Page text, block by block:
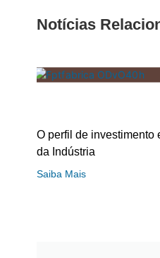
Notícias
O perfil de investimento
da Indústria
Saiba Mais